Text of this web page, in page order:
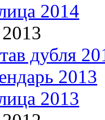
2014
дубля
2013
2013